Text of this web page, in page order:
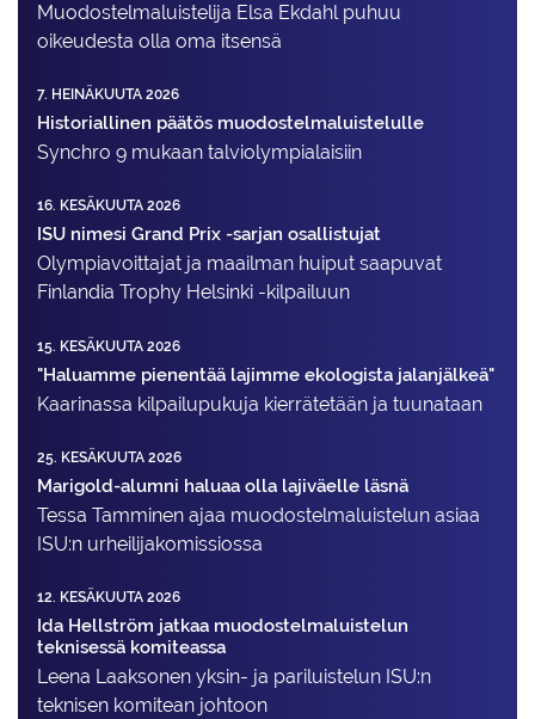
Muodostelma­luistelija Elsa Ekdahl puhuu
oikeudesta olla oma itsensä
7. HEINÄKUUTA 2026
Historiallinen päätös muodostelmaluistelulle
Synchro 9 mukaan talviolympialaisiin
16. KESÄKUUTA 2026
ISU nimesi Grand Prix -sarjan osallistujat
Olympiavoittajat ja maailman huiput saapuvat
Finlandia Trophy Helsinki -kilpailuun
15. KESÄKUUTA 2026
"Haluamme pienentää lajimme ekologista jalanjälkeä"
Kaarinassa kilpailupukuja kierrätetään ja tuunataan
25. KESÄKUUTA 2026
Marigold-alumni haluaa olla lajiväelle läsnä
Tessa Tamminen ajaa muodostelma­luistelun asiaa
ISU:n urheilija­komissiossa
12. KESÄKUUTA 2026
Ida Hellström jatkaa muodostelmaluistelun
teknisessä komiteassa
Leena Laaksonen yksin- ja pariluistelun ISU:n
teknisen komitean johtoon